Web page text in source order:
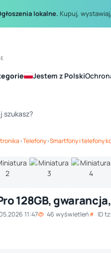
lokalne. Kupuj,
Jestem z Polski
›Telefony›Smartfony i telefony
128GB,
11:47 46 wyświetleń ID